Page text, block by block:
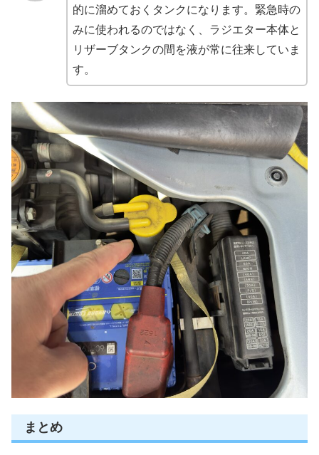
的に溜めておくタンクになります。緊急時の
みに使われるのではなく、ラジエター本体と
リザーブタンクの間を液が常に往来していま
す。
まとめ